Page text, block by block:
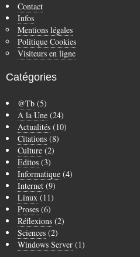
Contact
Infos
Mentions légales
Politique Cookies
Visiteurs en ligne
Catégories
@Tb (5)
A la Une (24)
Actualités (10)
Citations (8)
Culture (2)
Editos (3)
Informatique (4)
Internet (9)
Linux (11)
Proses (6)
Réflexions (2)
Sciences (2)
Windows Server (1)